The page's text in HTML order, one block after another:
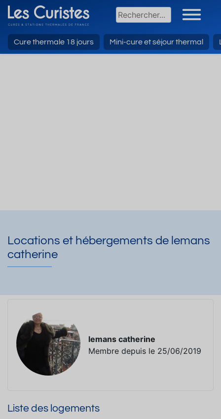
Cure thermale 18 jours Mini-cure et séjour thermal
Locations et hébergements de lemans
catherine
lemans catherine
Membre depuis le 25/06/2019
Liste des logements